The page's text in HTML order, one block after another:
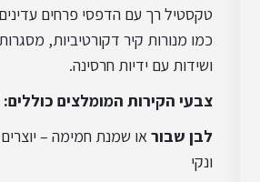
עיצוב רטרו
טקסטיל רך עם הדפסי פרחים
כמו מנורות קיר דקורטיביות,
ושידות עם ידיות חרסינה.
צבעי הקירות המומלצים כוללים:
לבן שבוראו שמנת חמימה –
ונקי